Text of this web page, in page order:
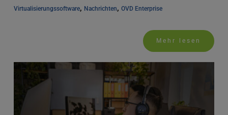
Virtualisierungssoftware, Nachrichten, OVD Enterprise
Mehr lesen